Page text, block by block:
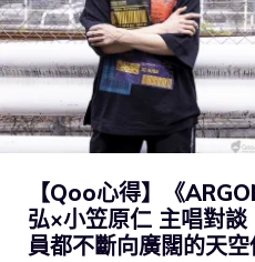
【Qoo心得】《
弘×小笠原仁 主唱對
員都不斷向廣闊的天空